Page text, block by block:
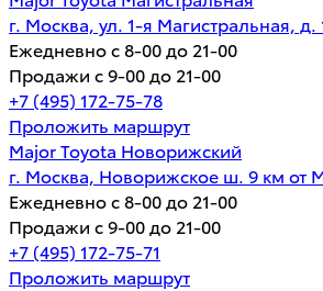
г. Москва, ул. 1-я Магистральная, д.
Ежедневно с 8-00 до 21-00
Продажи с 9-00 до 21-00
+7 (495) 172-75-78
Проложить маршрут
Major Toyota Новорижский
г. Москва, Новорижское ш. 9 км от
Ежедневно с 8-00 до 21-00
Продажи с 9-00 до 21-00
+7 (495) 172-75-71
Проложить маршрут